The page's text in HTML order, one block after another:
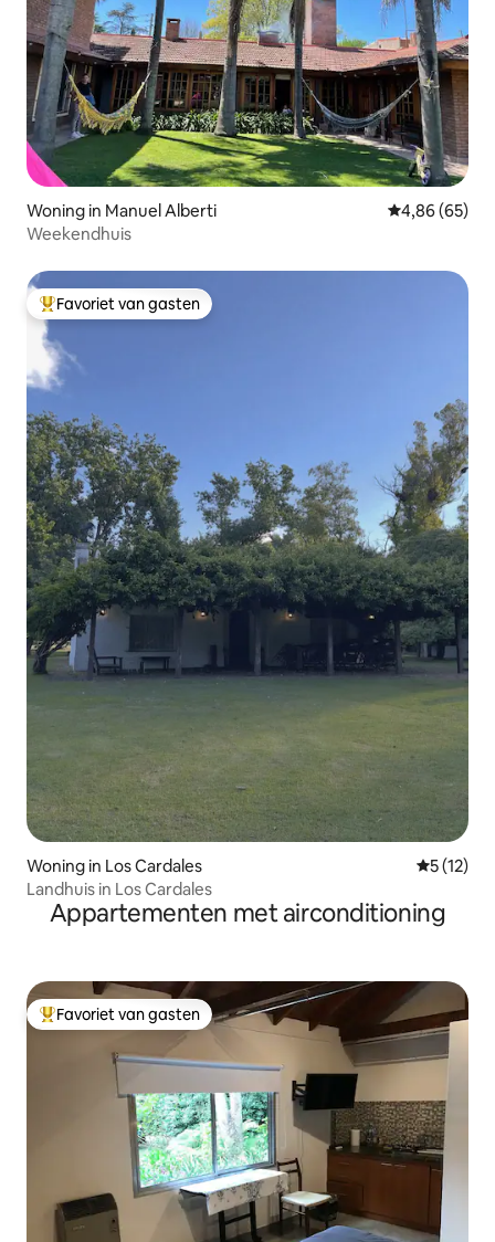
Woning in Manuel Alberti Gemiddelde
4,86 (65)
Weekendhuis
Topfavoriet van gasten
Favoriet van gasten
Woning in Los Cardales
5 (12)
Landhuis in Los Cardales
Appartementen met airconditioning
Topfavoriet van gasten
Favoriet van gasten